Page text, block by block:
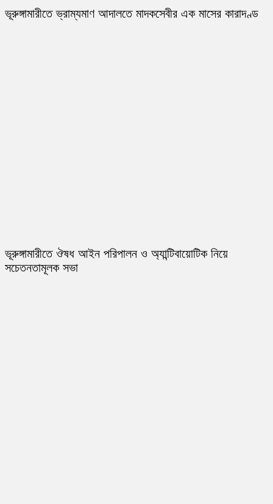
ভূরুঙ্গামারীতে ভ্রাম্যমাণ আদালতে মাদকসেবীর এক মাসের কারাদণ্ড
ভূরুঙ্গামারীতে ঔষধ আইন পরিপালন ও অ্যান্টিবায়োটিক নিয়ে
সচেতনতামূলক সভা